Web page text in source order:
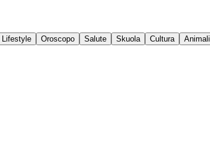
Lifestyle Oroscopo Salute Skuola Cultura Animali